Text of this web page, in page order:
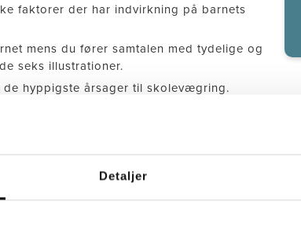
Detaljer
faktorer der har indvirkning på barnets
mens du fører samtalen med tydelige og
seks illustrationer.
hyppigste årsager til skolevægring.
barnet og kan med fordel også bruges til
isolationen er brudt, og barnet kommer
sættes i gang, og afdækningen
af og til have svært ved at sætte ord på,